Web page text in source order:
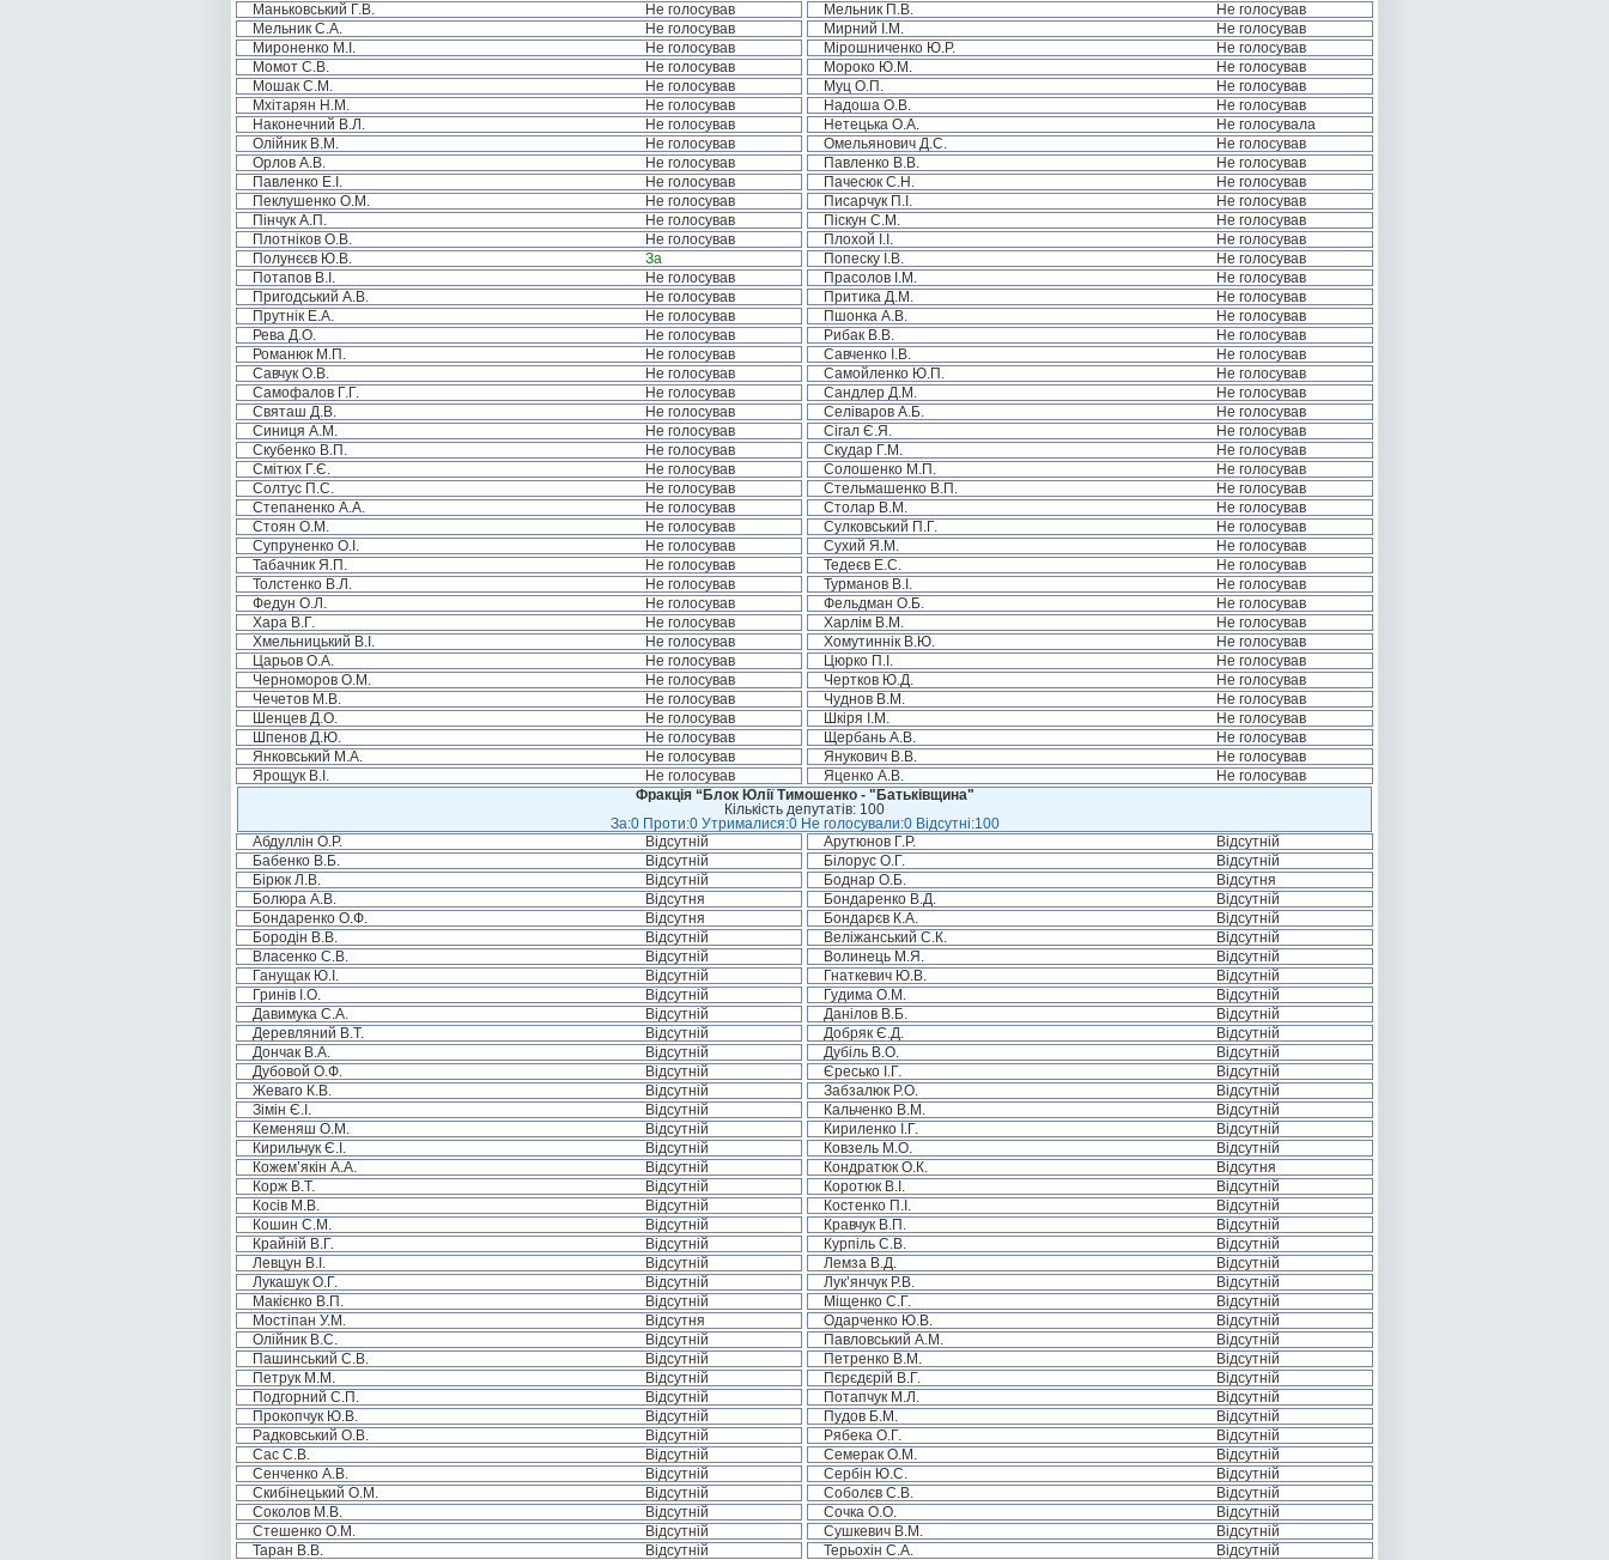
Маньковський Г.В.
Не голосував Мельник П.В.
Не голосував
Мельник С.А.
Не голосував Мирний І.М.
Не голосував
Мироненко М.І.
Не голосував Мірошниченко Ю.Р.
Не голосував
Момот С.В.
Не голосував Мороко Ю.М.
Не голосував
Мошак С.М.
Не голосував Муц О.П.
Не голосував
Мхітарян Н.М.
Не голосував Надоша О.В.
Не голосував
Наконечний В.Л.
Не голосував Нетецька О.А.
Не голосувала
Олійник В.М.
Не голосував Омельянович Д.С.
Не голосував
Орлов А.В.
Не голосував Павленко В.В.
Не голосував
Павленко Е.І.
Не голосував Пачесюк С.Н.
Не голосував
Пеклушенко О.М.
Не голосував Писарчук П.І.
Не голосував
Пінчук А.П.
Не голосував Піскун С.М.
Не голосував
Плотніков О.В.
Не голосував Плохой І.І.
Не голосував
Полунєєв Ю.В.
За Попеску І.В.
Не голосував
Потапов В.І.
Не голосував Прасолов І.М.
Не голосував
Пригодський А.В.
Не голосував Притика Д.М.
Не голосував
Прутнік Е.А.
Не голосував Пшонка А.В.
Не голосував
Рева Д.О.
Не голосував Рибак В.В.
Не голосував
Романюк М.П.
Не голосував Савченко І.В.
Не голосував
Савчук О.В.
Не голосував Самойленко Ю.П.
Не голосував
Самофалов Г.Г.
Не голосував Сандлер Д.М.
Не голосував
Святаш Д.В.
Не голосував Селіваров А.Б.
Не голосував
Синиця А.М.
Не голосував Сігал Є.Я.
Не голосував
Скубенко В.П.
Не голосував Скудар Г.М.
Не голосував
Смітюх Г.Є.
Не голосував Солошенко М.П.
Не голосував
Солтус П.С.
Не голосував Стельмашенко В.П.
Не голосував
Степаненко А.А.
Не голосував Столар В.М.
Не голосував
Стоян О.М.
Не голосував Сулковський П.Г.
Не голосував
Супруненко О.І.
Не голосував Сухий Я.М.
Не голосував
Табачник Я.П.
Не голосував Тедеєв Е.С.
Не голосував
Толстенко В.Л.
Не голосував Турманов В.І.
Не голосував
Федун О.Л.
Не голосував Фельдман О.Б.
Не голосував
Хара В.Г.
Не голосував Харлім В.М.
Не голосував
Хмельницький В.І.
Не голосував Хомутиннік В.Ю.
Не голосував
Царьов О.А.
Не голосував Цюрко П.І.
Не голосував
Черноморов О.М.
Не голосував Чертков Ю.Д.
Не голосував
Чечетов М.В.
Не голосував Чуднов В.М.
Не голосував
Шенцев Д.О.
Не голосував Шкіря І.М.
Не голосував
Шпенов Д.Ю.
Не голосував Щербань А.В.
Не голосував
Янковський М.А.
Не голосував Янукович В.В.
Не голосував
Ярощук В.І.
Не голосував Яценко А.В.
Не голосував
Фракція “Блок Юлії Тимошенко - "Батьківщина"
Кількість депутатів: 100
За:0 Проти:0 Утрималися:0 Не голосували:0 Відсутні:100
Абдуллін О.Р.
Відсутній Арутюнов Г.Р.
Відсутній
Бабенко В.Б.
Відсутній Білорус О.Г.
Відсутній
Бірюк Л.В.
Відсутній Боднар О.Б.
Відсутня
Болюра А.В.
Відсутня Бондаренко В.Д.
Відсутній
Бондаренко О.Ф.
Відсутня Бондарєв К.А.
Відсутній
Бородін В.В.
Відсутній Веліжанський С.К.
Відсутній
Власенко С.В.
Відсутній Волинець М.Я.
Відсутній
Ганущак Ю.І.
Відсутній Гнаткевич Ю.В.
Відсутній
Гринів І.О.
Відсутній Гудима О.М.
Відсутній
Давимука С.А.
Відсутній Данілов В.Б.
Відсутній
Деревляний В.Т.
Відсутній Добряк Є.Д.
Відсутній
Дончак В.А.
Відсутній Дубіль В.О.
Відсутній
Дубовой О.Ф.
Відсутній Єресько І.Г.
Відсутній
Жеваго К.В.
Відсутній Забзалюк Р.О.
Відсутній
Зімін Є.І.
Відсутній Кальченко В.М.
Відсутній
Кеменяш О.М.
Відсутній Кириленко І.Г.
Відсутній
Кирильчук Є.І.
Відсутній Ковзель М.О.
Відсутній
Кожем’якін А.А.
Відсутній Кондратюк О.К.
Відсутня
Корж В.Т.
Відсутній Коротюк В.І.
Відсутній
Косів М.В.
Відсутній Костенко П.І.
Відсутній
Кошин С.М.
Відсутній Кравчук В.П.
Відсутній
Крайній В.Г.
Відсутній Курпіль С.В.
Відсутній
Левцун В.І.
Відсутній Лемза В.Д.
Відсутній
Лукашук О.Г.
Відсутній Лук’янчук Р.В.
Відсутній
Макієнко В.П.
Відсутній Міщенко С.Г.
Відсутній
Мостіпан У.М.
Відсутня Одарченко Ю.В.
Відсутній
Олійник В.С.
Відсутній Павловський А.М.
Відсутній
Пашинський С.В.
Відсутній Петренко В.М.
Відсутній
Петрук М.М.
Відсутній Пєрєдєрій В.Г.
Відсутній
Подгорний С.П.
Відсутній Потапчук М.Л.
Відсутній
Прокопчук Ю.В.
Відсутній Пудов Б.М.
Відсутній
Радковський О.В.
Відсутній Рябека О.Г.
Відсутній
Сас С.В.
Відсутній Семерак О.М.
Відсутній
Сенченко А.В.
Відсутній Сербін Ю.С.
Відсутній
Скибінецький О.М.
Відсутній Соболєв С.В.
Відсутній
Соколов М.В.
Відсутній Сочка О.О.
Відсутній
Стешенко О.М.
Відсутній Сушкевич В.М.
Відсутній
Таран В.В.
Відсутній Терьохін С.А.
Відсутній